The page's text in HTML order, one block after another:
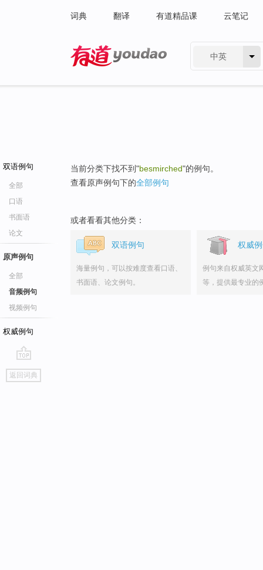
词典 翻译 有道精品课 云笔记
中英
双语例句
全部
口语
书面语
论文
原声例句
全部
音频例句
视频例句
权威例句
go
top
返回词典
当前分类下找不到"besmirched"的例句。
查看原声例句下的全部例句
或者看看其他分类：
双语例句
海量例句，可以按难度查看口语、
书面语、论文例句。
权威
例句来自权威英文
等，提供最专业的